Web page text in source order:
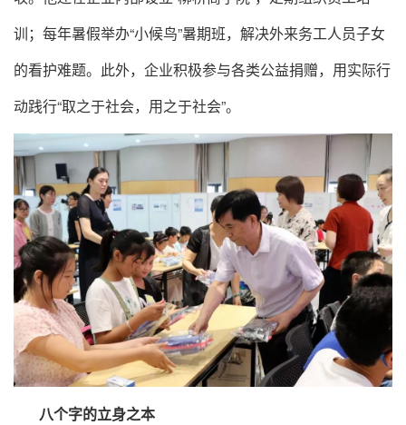
训；每年暑假举办“小候鸟”暑期班，解决外来务工人员子女
的看护难题。此外，企业积极参与各类公益捐赠，用实际行
动践行“取之于社会，用之于社会”。
八个字的立身之本